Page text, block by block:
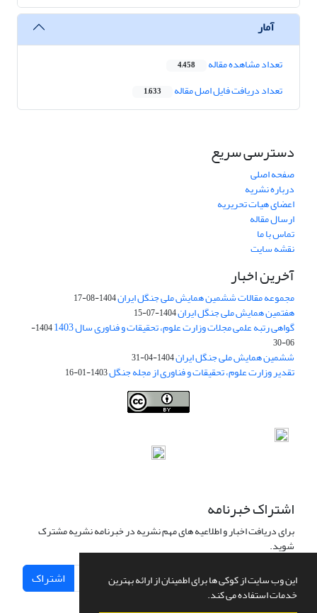
این وب سایت از کوکی ها برای اطمینان از ارائه بهترین
خدمات استفاده می کند.
آمار
تعداد مشاهده مقاله 4,458
تعداد دریافت فایل اصل مقاله 1,633
دسترسی سریع
صفحه اصلی
درباره نشریه
اعضای هیات تحریریه
ارسال مقاله
تماس با ما
نقشه سایت
آخرین اخبار
مجموعه مقالات ششمین همایش ملی جنگل ایران1404-08-17
هفتمین همایش ملی جنگل ایران1404-07-15
گواهی رتبه علمی مجلات وزارت علوم، تحقیقات و فناوری سال 1403
1404-
06-30
ششمین همایش ملی جنگل ایران1404-04-31
تقدیر وزارت علوم، تحقیقات و فناوری از مجله جنگل1403-01-16
اشتراک خبرنامه
برای دریافت اخبار و اطلاعیه های مهم نشریه در خبرنامه نشریه مشترک
شوید.
اشتراک